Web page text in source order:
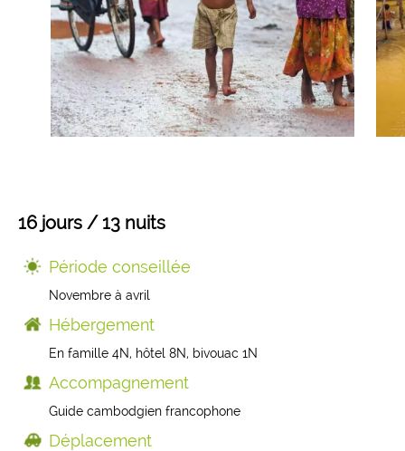
16 jours / 13 nuits
Période conseillée
Novembre à avril
Hébergement
En famille 4N, hôtel 8N, bivouac 1N
Accompagnement
Guide cambodgien francophone
Déplacement
Mongolie
Laos
Sri Lanka
Cambodge
Birmanie
Finlande
Colombie
Voyages de Noces
Voyages pour jeunes
Voyage insolite